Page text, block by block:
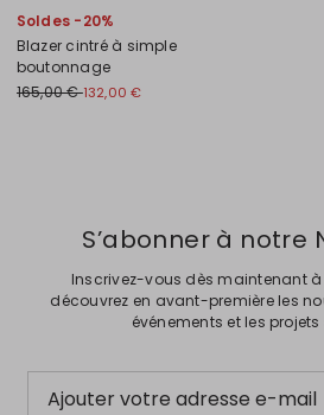
Soldes -20%
Blazer cintré à simple
boutonnage
165,00 €132,00 €
S’abonner à notre
Inscrivez-vous dès maintenant à
découvrez en avant-première les
événements et les
Ajouter votre adresse e-mail